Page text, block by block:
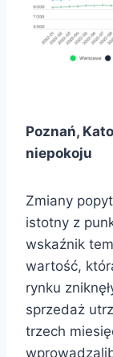
Poznań,
niepokoju
Zmiany
istotny z
wskaźnik
wartość,
rynku
sprzedaż
trzech